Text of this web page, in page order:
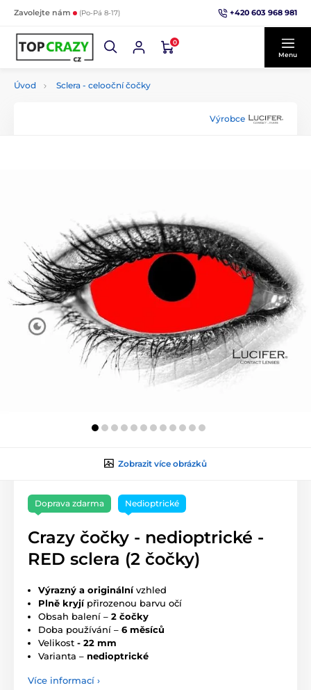
Zavolejte nám (Po-Pá 8-17) +420 603 968 981
0
Menu
Úvod Sclera - celooční čočky
Výrobce
Zobrazit více obrázků
Doprava zdarma Nedioptrické
Crazy čočky - nedioptrické -
RED sclera (2 čočky)
Výrazný a originálnívzhled
Plně kryjípřirozenou barvu očí
Obsah balení – 2 čočky
Doba používání – 6 měsíců
Velikost - 22 mm
Varianta – nedioptrické
Více informací ›